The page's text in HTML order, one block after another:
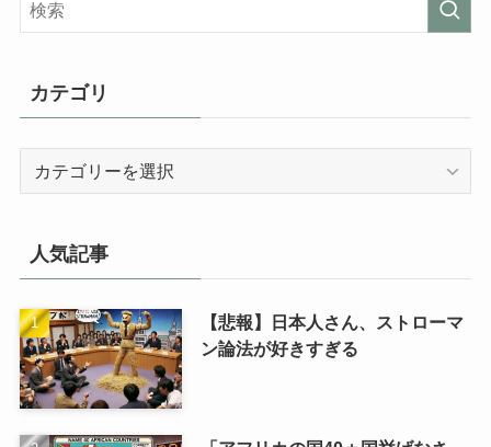
カテゴリ
人気記事
【悲報】日本人さん、ストローマ
ン論法が好きすぎる